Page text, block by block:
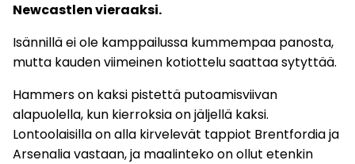
Newcastlen vieraaksi.
Isännillä ei ole kamppailussa kummempaa panosta,
mutta kauden viimeinen kotiottelu saattaa sytyttää.
Hammers on kaksi pistettä putoamisviivan
alapuolella, kun kierroksia on jäljellä kaksi.
Lontoolaisilla on alla kirvelevät tappiot Brentfordia ja
Arsenalia vastaan, ja maalinteko on ollut etenkin